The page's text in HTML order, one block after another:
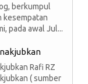
berkumpul
kesempatan
pada awal Jul...
Rafi RZ
( sumber